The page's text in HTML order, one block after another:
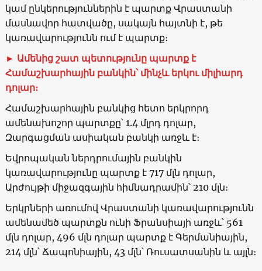
կամ ընկերություններին է պարտք Վրաստանի
մասնավոր հատվածը, սակայն հայտնի է, թե
կառավարությունն ում է պարտք։
► Ամենից շատ պետությունը պարտք է
Համաշխարհային բանկին՝ մինչև երկու միլիարդ
դոլար։
Համաշխարհային բանկից հետո երկրորդ
ամենախոշոր պարտքը՝ 1.4 մլրդ դոլար,
Զարգացման ասիական բանկի առջև է։
Եվրոպական ներդրումային բանկին
կառավարությունը պարտք է 717 մլն դոլար,
Արժույթի միջազգային հիմնադրամին՝ 210 մլն։
Երկրների առումով Վրաստանի կառավարությունն
ամենամեծ պարտքն ունի Ֆրանսիայի առջև՝ 561
մլն դոլար, 496 մլն դոլար պարտք է Գերմանիային,
214 մլն՝ Ճապոնիային, 43 մլն՝ Ռուսատսանին և այլն։